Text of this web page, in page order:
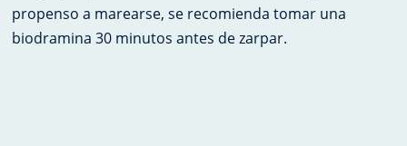
propenso a marearse, se recomienda tomar una
biodramina 30 minutos antes de zarpar.